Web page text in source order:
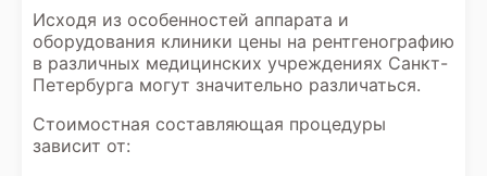
Исходя из особенностей аппарата и
оборудования клиники цены на рентгенографию
в различных медицинских учреждениях Санкт-
Петербурга могут значительно различаться.
Стоимостная составляющая процедуры
зависит от: